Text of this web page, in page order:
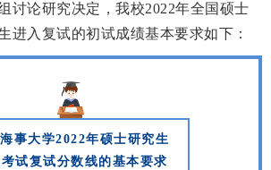
讨论研究决定，我校2022年全国硕士
进入复试的初试成绩基本要求如下 ：
事大学2022年硕士研究生
考试复试分数线的基本要求